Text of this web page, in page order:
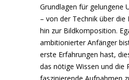
Grundlagen für gelungene
– von der Technik über die
hin zur Bildkomposition.
ambitionierter Anfänger
erste Erfahrungen hast,
das nötige Wissen und die